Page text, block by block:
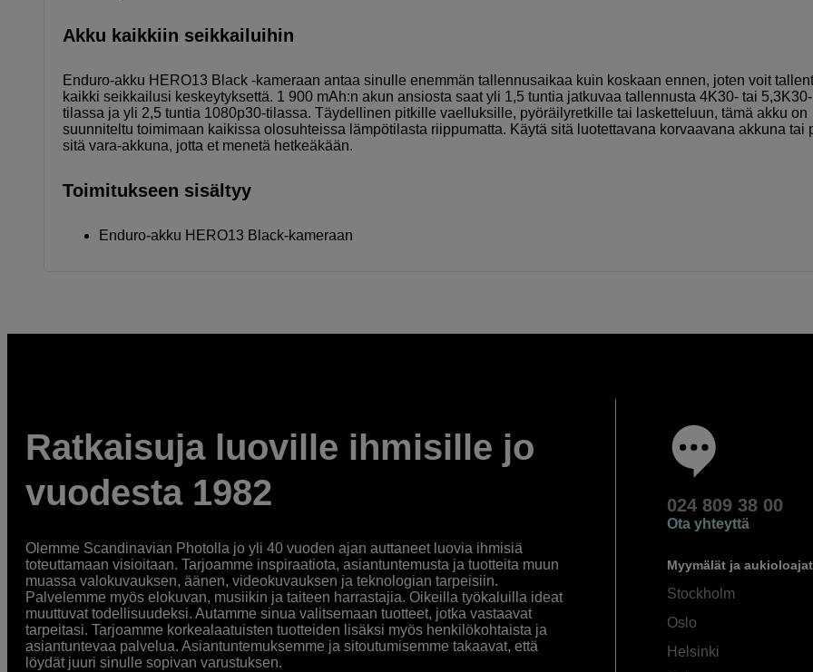
Akku kaikkiin seikkailuihin
Enduro-akku HERO13 Black -kameraan antaa sinulle enemmän tallennusaikaa kuin koskaan ennen, joten voit
kaikki seikkailusi keskeytyksettä. 1 900 mAh:n akun ansiosta saat yli 1,5 tuntia jatkuvaa tallennusta 4K30- tai 5,3K30-
tilassa ja yli 2,5 tuntia 1080p30-tilassa. Täydellinen pitkille vaelluksille, pyöräilyretkille tai lasketteluun, tämä akku on
suunniteltu toimimaan kaikissa olosuhteissa lämpötilasta riippumatta. Käytä sitä luotettavana korvaavana akkuna tai
sitä vara-akkuna, jotta et menetä hetkeäkään.
Toimitukseen sisältyy
Enduro-akku HERO13 Black-kameraan
Ratkaisuja luoville ihmisille jo
vuodesta 1982
Olemme Scandinavian Photolla jo yli 40 vuoden ajan auttaneet luovia ihmisiä
toteuttamaan visioitaan. Tarjoamme inspiraatiota, asiantuntemusta ja tuotteita muun
muassa valokuvauksen, äänen, videokuvauksen ja teknologian tarpeisiin.
Palvelemme myös elokuvan, musiikin ja taiteen harrastajia. Oikeilla työkaluilla ideat
muuttuvat todellisuudeksi. Autamme sinua valitsemaan tuotteet, jotka vastaavat
tarpeitasi. Tarjoamme korkealaatuisten tuotteiden lisäksi myös henkilökohtaista ja
asiantuntevaa palvelua. Asiantuntemuksemme ja sitoutumisemme takaavat, että
löydät juuri sinulle sopivan varustuksen.
024 809 38 00
Ota yhteyttä
Myymälät ja aukioloajat
Stockholm
Oslo
Helsinki